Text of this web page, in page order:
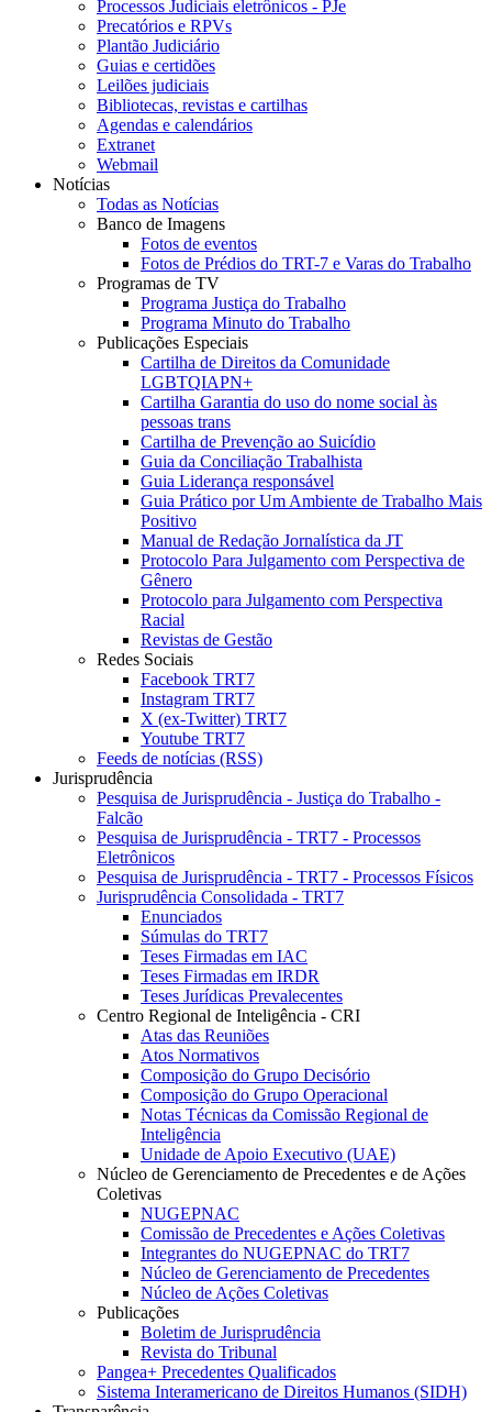
Processos Judiciais eletrônicos - PJe
Precatórios e RPVs
Plantão Judiciário
Guias e certidões
Leilões judiciais
Bibliotecas, revistas e cartilhas
Agendas e calendários
Extranet
Webmail
Notícias
Todas as Notícias
Banco de Imagens
Fotos de eventos
Fotos de Prédios do TRT-7 e Varas do Trabalho
Programas de TV
Programa Justiça do Trabalho
Programa Minuto do Trabalho
Publicações Especiais
Cartilha de Direitos da Comunidade
LGBTQIAPN+
Cartilha Garantia do uso do nome social às
pessoas trans
Cartilha de Prevenção ao Suicídio
Guia da Conciliação Trabalhista
Guia Liderança responsável
Guia Prático por Um Ambiente de Trabalho Mais
Positivo
Manual de Redação Jornalística da JT
Protocolo Para Julgamento com Perspectiva de
Gênero
Protocolo para Julgamento com Perspectiva
Racial
Revistas de Gestão
Redes Sociais
Facebook TRT7
Instagram TRT7
X (ex-Twitter) TRT7
Youtube TRT7
Feeds de notícias (RSS)
Jurisprudência
Pesquisa de Jurisprudência - Justiça do Trabalho -
Falcão
Pesquisa de Jurisprudência - TRT7 - Processos
Eletrônicos
Pesquisa de Jurisprudência - TRT7 - Processos Físicos
Jurisprudência Consolidada - TRT7
Enunciados
Súmulas do TRT7
Teses Firmadas em IAC
Teses Firmadas em IRDR
Teses Jurídicas Prevalecentes
Centro Regional de Inteligência - CRI
Atas das Reuniões
Atos Normativos
Composição do Grupo Decisório
Composição do Grupo Operacional
Notas Técnicas da Comissão Regional de
Inteligência
Unidade de Apoio Executivo (UAE)
Núcleo de Gerenciamento de Precedentes e de Ações
Coletivas
NUGEPNAC
Comissão de Precedentes e Ações Coletivas
Integrantes do NUGEPNAC do TRT7
Núcleo de Gerenciamento de Precedentes
Núcleo de Ações Coletivas
Publicações
Boletim de Jurisprudência
Revista do Tribunal
Pangea+ Precedentes Qualificados
Sistema Interamericano de Direitos Humanos (SIDH)